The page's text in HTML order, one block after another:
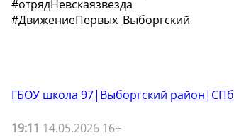
#отрядНевскаязвезда
#ДвижениеПервых_Выборгский
ГБОУ школа 97|Выборгский район|СПб
19:11 14.05.2026 16+